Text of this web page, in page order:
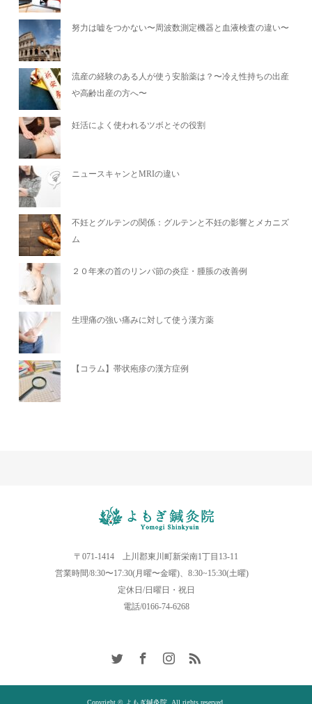
努力は嘘をつかない〜周波数測定機器と血液検査の違い〜
流産の経験のある人が使う安胎薬は？〜冷え性持ちの出産
や高齢出産の方へ〜
妊活によく使われるツボとその役割
ニュースキャンとMRIの違い
不妊とグルテンの関係：グルテンと不妊の影響とメカニズ
ム
２０年来の首のリンパ節の炎症・腫脹の改善例
生理痛の強い痛みに対して使う漢方薬
【コラム】帯状疱疹の漢方症例
〒071-1414 上川郡東川町新栄南1丁目13-11
営業時間/8:30〜17:30(月曜〜金曜)、8:30~15:30(土曜)
定休日/日曜日・祝日
電話/0166-74-6268
Copyright © よもぎ鍼灸院. All rights reserved.